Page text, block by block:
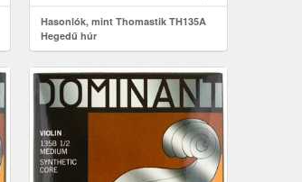
Hasonlók, mint Thomastik TH135A
Hegedű húr